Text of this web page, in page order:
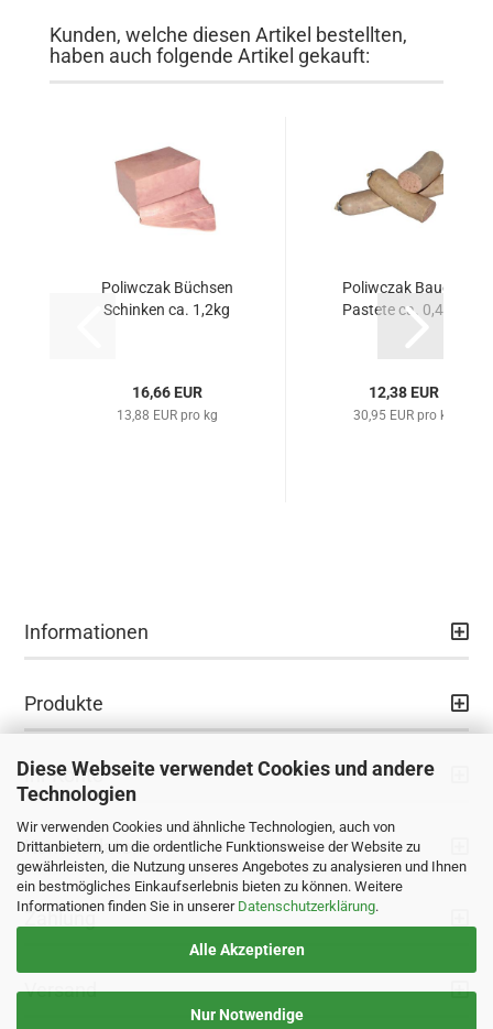
Diese Webseite verwendet Cookies und andere
Technologien
Wir verwenden Cookies und ähnliche Technologien, auch von
Drittanbietern, um die ordentliche Funktionsweise der Website zu
gewährleisten, die Nutzung unseres Angebotes zu analysieren und Ihnen
ein bestmögliches Einkaufserlebnis bieten zu können. Weitere
Informationen finden Sie in unserer Datenschutzerklärung.
Alle Akzeptieren
Nur Notwendige
Kunden, welche diesen Artikel bestellten,
haben auch folgende Artikel gekauft:
Poliwczak Büchsen
Schinken ca. 1,2kg
16,66 EUR
13,88 EUR pro kg
Poliwczak Bauern
Pastete ca. 0,4 kg
12,38 EUR
30,95 EUR pro kg
Informationen
Produkte
Ihr Konto
Kontaktdaten
Zahlung
Versand